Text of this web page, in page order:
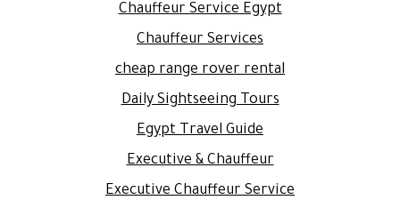
Chauffeur Service Egypt
Chauffeur Services
cheap range rover rental
Daily Sightseeing Tours
Egypt Travel Guide
Executive & Chauffeur
Executive Chauffeur Service